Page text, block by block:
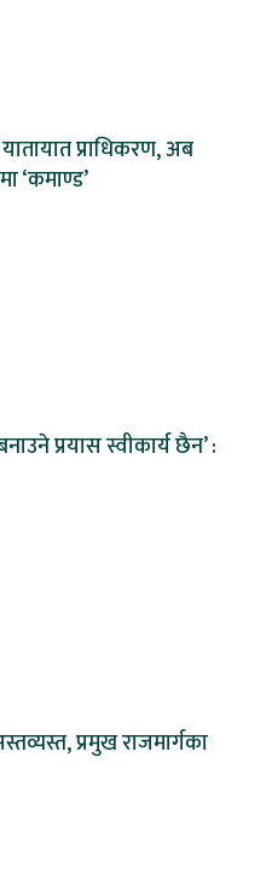
प्राधिकरण, अब
‘कमाण्ड’
प्रयास स्वीकार्य छैन’ :
प्रमुख राजमार्गका